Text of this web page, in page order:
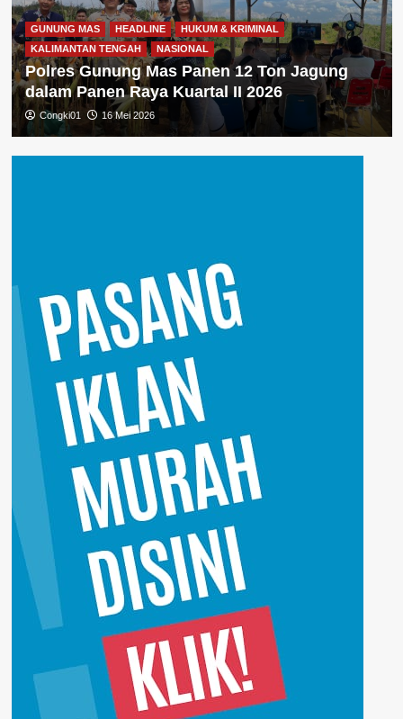
GUNUNG MAS HEADLINE
HUKUM & KRIMINAL
KALIMANTAN TENGAH
NASIONAL
Polres Gunung Mas Panen 12 Ton Jagung
dalam Panen Raya Kuartal II 2026
Congki01 16 Mei 2026